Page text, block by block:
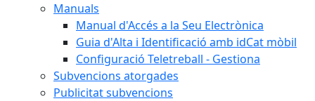
Manuals
Manual d'Accés a la Seu Electrònica
Guia d'Alta i Identificació amb idCat mòbil
Configuració Teletreball - Gestiona
Subvencions atorgades
Publicitat subvencions